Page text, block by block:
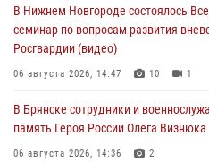
В Нижнем Новгороде состоялось
семинар по вопросам развития
Росгвардии (видео)
06 августа 2026, 14:47 10 1
В Брянске сотрудники и
память Героя России Олега Визнюка
06 августа 2026, 14:36 2